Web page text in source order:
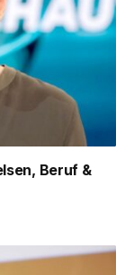
Beruf &